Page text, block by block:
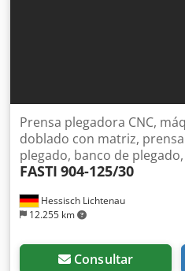
Hessisch Lichtenau
12.255 km
Prensa plegadora CNC,
doblado con matriz,
plegado, banco de
FASTI 904-125/30
Consultar